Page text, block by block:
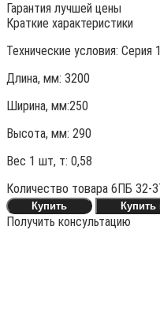
Гарантия лучшей цены
Краткие характеристики
Технические условия: Серия
Длина, мм: 3200
Ширина, мм:250
Высота, мм: 290
Вес 1 шт, т: 0,58
Количество товара 6ПБ 32-
Купить
Получить консультацию